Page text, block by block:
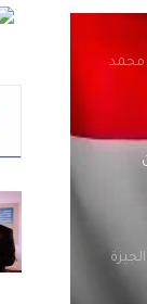
محمد